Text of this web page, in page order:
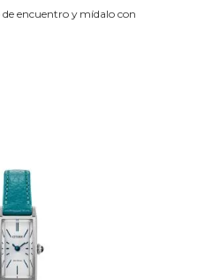
encuentro y mídalo con